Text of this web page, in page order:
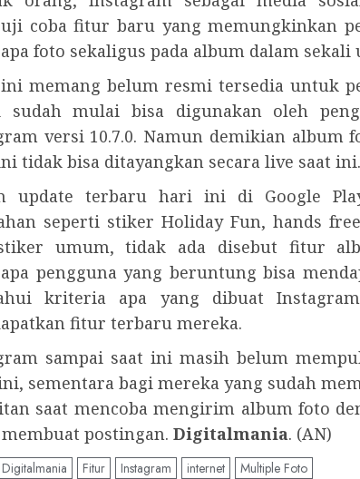
coba fitur baru yang memungkinkan
foto sekaligus pada album dalam sekali
memang belum resmi tersedia untuk
sudah mulai bisa digunakan oleh
versi 10.7.0. Namun demikian album
tidak bisa ditayangkan secara live saat ini.
update terbaru hari ini di Google
seperti stiker Holiday Fun, hands
umum, tidak ada disebut fitur
pengguna yang beruntung bisa
kriteria apa yang dibuat
fitur terbaru mereka.
sampai saat ini masih belum
sementara bagi mereka yang sudah
saat mencoba mengirim album foto
postingan. Digitalmania. (AN)
Digitalmania Fitur Instagram internet Multiple Foto